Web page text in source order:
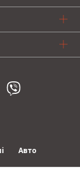
Авто